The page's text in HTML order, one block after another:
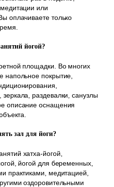
или
оплачиваете только
йогой?
площадки. Во многих
напольное покрытие,
раздевалки, санузлы
описание оснащения
зал для йоги?
хатха-йогой,
йогой для беременных,
практиками, медитацией,
оздоровительными